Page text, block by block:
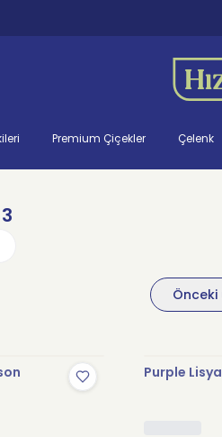
Premium Çiçekler Çelenk
Purple